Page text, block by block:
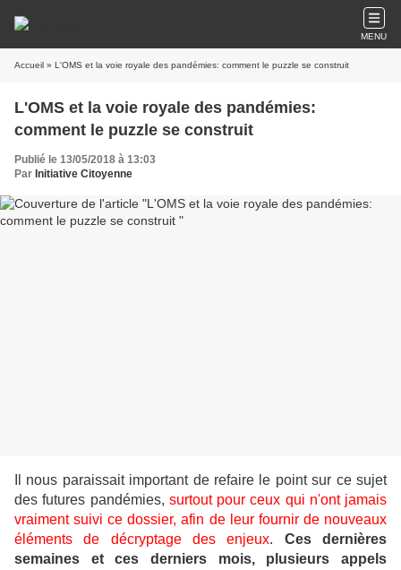
MENU
Accueil » L'OMS et la voie royale des pandémies: comment le puzzle se construit
L'OMS et la voie royale des pandémies:
comment le puzzle se construit
Publié le 13/05/2018 à 13:03
Par Initiative Citoyenne
Il nous paraissait important de refaire le point sur ce sujet
des futures pandémies, surtout pour ceux qui n'ont jamais
vraiment suivi ce dossier, afin de leur fournir de nouveaux
éléments de décryptage des enjeux. Ces dernières
semaines et ces derniers mois, plusieurs appels